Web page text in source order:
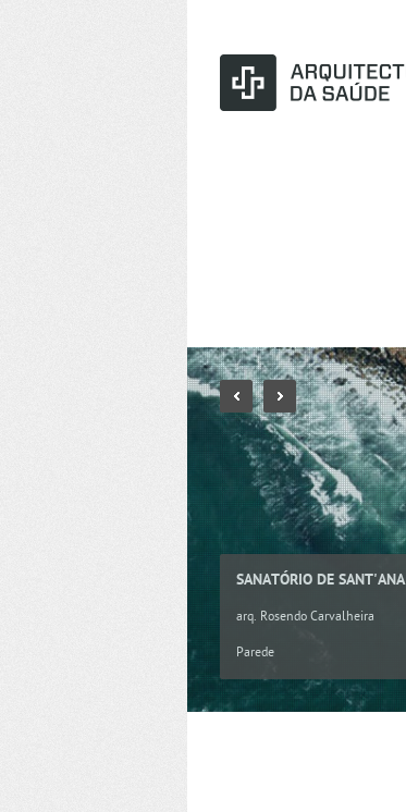
SANATÓRIO DE SANT'ANA
arq. Rosendo Carvalheira
Parede